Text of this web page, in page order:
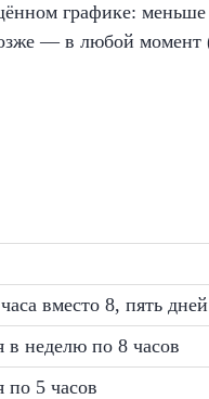
графике: меньше
— в любой момент
вместо 8, пять
в неделю по 8 часов
по 5 часов